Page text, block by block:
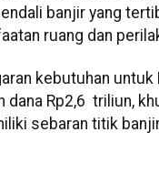
banjir yang
ruang dan
kebutuhan untuk
dana Rp2,6 triliun,
sebaran titik